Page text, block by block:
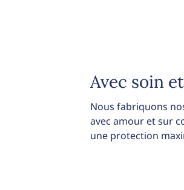
Avec soin
Nous fabriquons
avec amour et sur
une protection